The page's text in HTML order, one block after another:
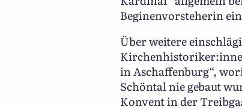
Beginenvorsteherin
Über weitere
in Aschaffenburg“,
Schöntal nie gebaut
Konvent in der